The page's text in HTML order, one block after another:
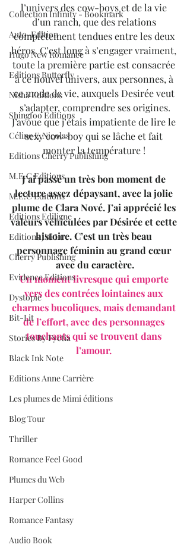
Collection Infinity - Bookmark
Auto-Edition
Hugo New Romance
Editions Butterfly
Nisha Editions
Shingfoo Editions
Céline E.Nicolas
Editions Cherry Publishing
M.E.C Editions
M.E.C Editions
Editions Ediligne
Editions J'ai Lu
Cherry Publishing
Evidence Editions
Dystopie
Bit-Lit
Stories By Fyctia
Black Ink Note
Editions Anne Carrière
Les plumes de Mimi éditions
Blog Tour
Thriller
Romance Feel Good
Plumes du Web
Harper Collins
Romance Fantasy
Audio Book
l’univers des cow-boys et de la vie
d’un ranch, que des relations
complètement tendues entre les deux
héros. C’est long à s’engager vraiment,
toute la première partie est consacrée
à ce nouvel univers, aux personnes, à
ce mode de vie, auxquels Desirée veut
s’adapter, comprendre ses origines.
J’avoue que j’étais impatiente de lire le
sexy cow-boy qui se lâche et fait
monter la température !
J’ai passé un très bon moment de
lecture assez dépaysant, avec la jolie
plume de Clara Nové. J’ai apprécié les
valeurs véhiculées par Désirée et cette
histoire. C’est un très beau
personnage féminin au grand cœur
avec du caractère.
Un moment livresque qui emporte
vers des contrées lointaines aux
charmes bucoliques, mais demandant
de l’effort, avec des personnages
touchants qui se trouvent dans
l’amour.